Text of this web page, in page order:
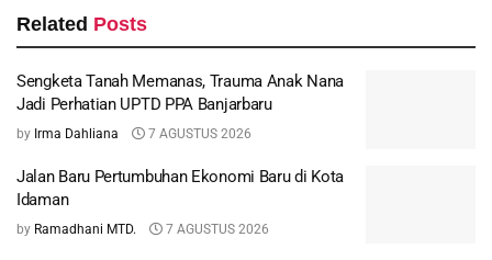
Related Posts
Sengketa Tanah Memanas, Trauma Anak Nana
Jadi Perhatian UPTD PPA Banjarbaru
by Irma Dahliana 7 AGUSTUS 2026
Jalan Baru Pertumbuhan Ekonomi Baru di Kota
Idaman
by Ramadhani MTD. 7 AGUSTUS 2026